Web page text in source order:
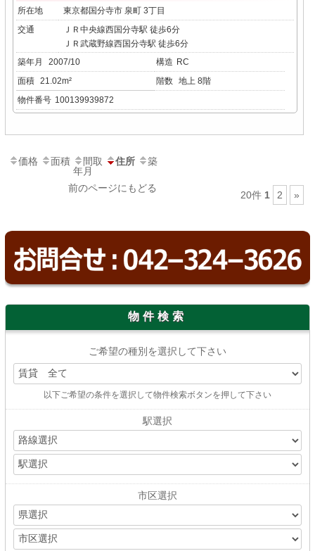
所在地
東京都国分寺市 泉町 3丁目
交通
ＪＲ中央線西国分寺駅 徒歩6分
ＪＲ武蔵野線西国分寺駅 徒歩6分
築年月
2007/10 構造 RC
面積 21.02m² 階数 地上 8階
物件番号 100139939872
価格 面積 間取 住所
築
年月
20件 1 2 »
前のページにもどる
物件検索
ご希望の種別を選択して下さい
以下ご希望の条件を選択して物件検索ボタンを押して下さい
駅選択
市区選択